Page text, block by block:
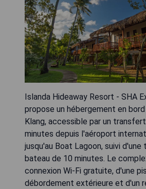
Islanda Hideaway Resort - SHA
propose un hébergement en
Klang, accessible par un
minutes depuis l'aéroport
jusqu'au Boat Lagoon, suivi d'une
bateau de 10 minutes. Le
connexion Wi-Fi gratuite, d'une
débordement extérieure et d'un